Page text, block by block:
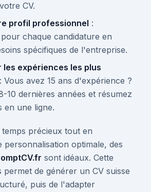
CV.
profil professionnel :
chaque candidature en
spécifiques de l'entreprise.
les expériences les plus
: Vous avez 15 ans d'expérience ?
10 dernières années et résumez
en une ligne.
précieux tout en
personnalisation optimale, des
sont idéaux. Cette
de générer un CV suisse
puis de l'adapter